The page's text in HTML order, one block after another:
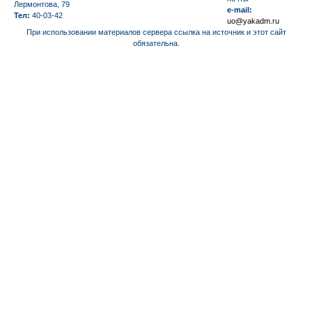
Лермонтова, 79
Тел: 40-03-42
e-mail:
uo@yakadm.ru
При использовании материалов сервера ссылка на источник и этот сайт
обязательна.